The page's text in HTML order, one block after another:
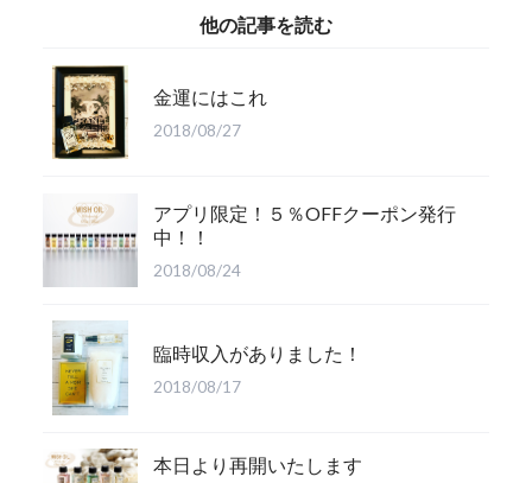
他の記事を読む
金運にはこれ
2018/08/27
アプリ限定！５％OFFクーポン発行
中！！
2018/08/24
臨時収入がありました！
2018/08/17
本日より再開いたします